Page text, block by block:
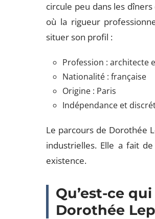
circule peu dans les
où la rigueur
situer son profil :
Profession : architecte
Nationalité : française
Origine : Paris
Indépendance et
Le parcours de Dorothée
industrielles. Elle a fait
existence.
Qu’est-ce
Dorothée